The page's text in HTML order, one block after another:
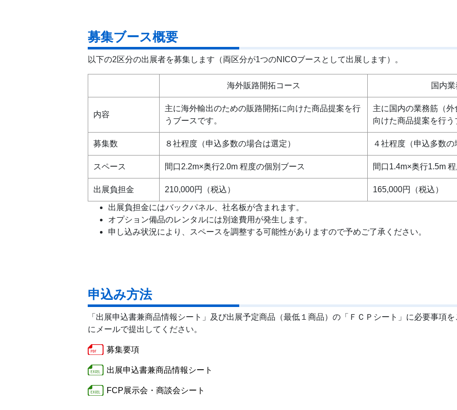
募集ブース概要
以下の2区分の出展者を募集します（両区分が1つのNICOブースとして出展します）。
海外販路開拓コース 国内
内容
主に海外輸出のための販路開拓に向けた商品提案を行
うブースです。
主に国内の業務筋（
向けた商品提案を行う
募集数 ８社程度（申込多数の場合は選定） ４社程度（申込多数の
スペース 間口2.2m×奥行2.0m 程度の個別ブース 間口1.4m×奥行1.5m
出展負担金 210,000円（税込） 165,000円（税込）
出展負担金にはバックパネル、社名板が含まれます。
オプション備品のレンタルには別途費用が発生します。
申し込み状況により、スペースを調整する可能性がありますので予めご了承ください。
申込み方法
「出展申込書兼商品情報シート」及び出展予定商品（最低１商品）の「ＦＣＰシート」に必要事項を
にメールで提出してください。
募集要項
出展申込書兼商品情報シート
FCP展示会・商談会シート